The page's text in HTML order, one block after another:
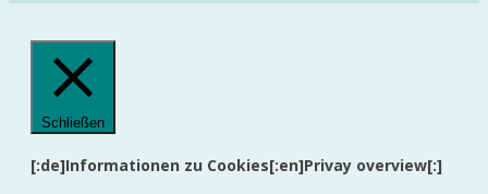
Schließen
[:de]Informationen zu Cookies[:en]Privay overview[:]